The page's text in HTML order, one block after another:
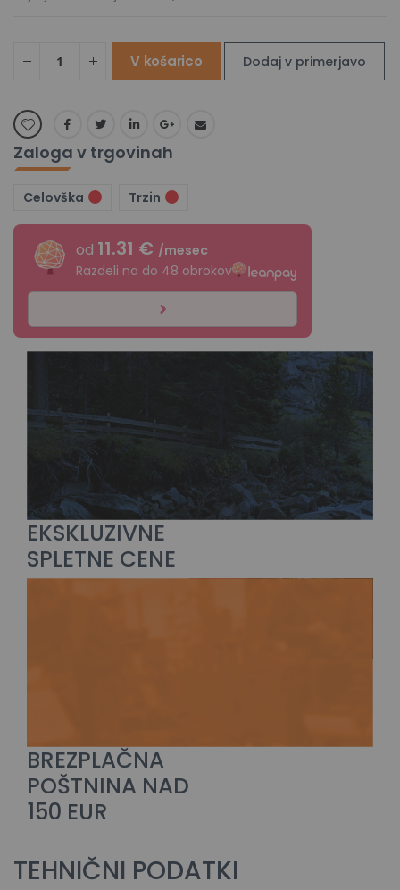
V košarico Dodaj v primerjavo
Zaloga v trgovinah
Celovška Trzin
od 11.31 € /mesec
Razdeli na do 48 obrokov
EKSKLUZIVNE
SPLETNE CENE
BREZPLAČNA
POŠTNINA NAD
150 EUR
TEHNIČNI PODATKI